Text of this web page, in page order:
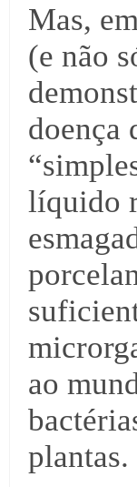
Mas,
(e não
doença
líquido
ao
plantas.